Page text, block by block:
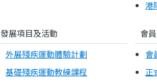
港
發展項目及活動
外展殘疾運動體驗計劃
基礎殘疾運動教練課程
會員
會
正